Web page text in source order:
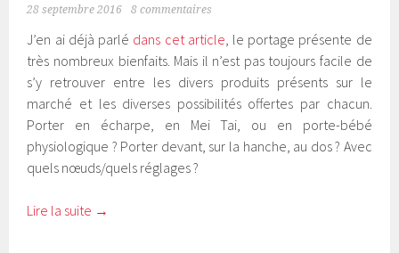
28 septembre 2016 8 commentaires
J’en ai déjà parlé dans cet article , le portage présente de
très nombreux bienfaits. Mais il n’est pas toujours facile de
s’y retrouver entre les divers produits présents sur le
marché et les diverses possibilités offertes par chacun.
Porter en écharpe, en Mei Tai, ou en porte-bébé
physiologique ? Porter devant, sur la hanche, au dos ? Avec
quels nœuds/quels réglages ?
Lire la suite →